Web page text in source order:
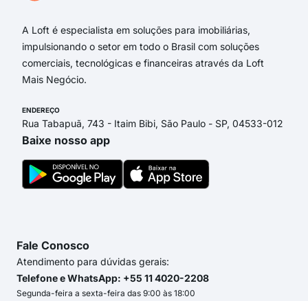
A Loft é especialista em soluções para imobiliárias,
impulsionando o setor em todo o Brasil com soluções
comerciais, tecnológicas e financeiras através da Loft
Mais Negócio.
ENDEREÇO
Rua Tabapuã, 743 - Itaim Bibi, São Paulo - SP, 04533-012
Baixe nosso app
Fale Conosco
Atendimento para dúvidas gerais:
Telefone e WhatsApp: +55 11 4020-2208
Segunda-feira a sexta-feira das 9:00 às 18:00